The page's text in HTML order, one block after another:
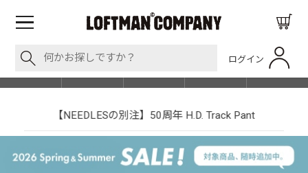
ログイン
SHOP LIST
【NEEDLESの別注】50周年 H.D. Track Pant